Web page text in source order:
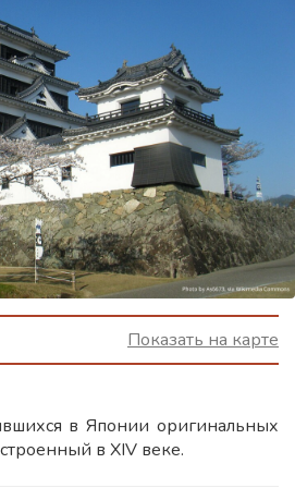
Показать на карте
в Японии оригинальных
в XIV веке.